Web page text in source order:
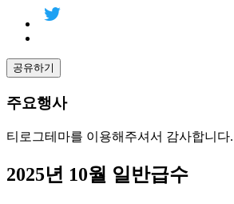
공유하기
주요행사
티로그테마를 이용해주셔서 감사합니다.
2025년 10월 일반급수